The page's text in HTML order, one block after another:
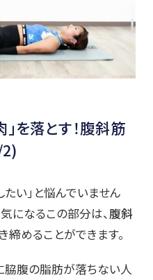
を落とす！腹斜筋
たい」と悩んでいません
になるこの部分は、 腹斜
締めることができます。
脇腹の脂肪が落ちない人